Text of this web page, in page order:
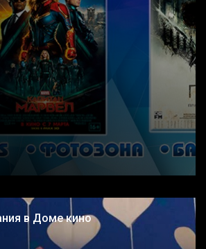
в Доме кино